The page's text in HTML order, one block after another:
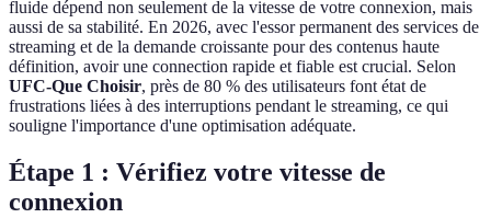
fluide dépend non seulement de la vitesse de votre connexion, mais
aussi de sa stabilité. En 2026, avec l'essor permanent des services de
streaming et de la demande croissante pour des contenus haute
définition, avoir une connection rapide et fiable est crucial. Selon
UFC-Que Choisir, près de 80 % des utilisateurs font état de
frustrations liées à des interruptions pendant le streaming, ce qui
souligne l'importance d'une optimisation adéquate.
Étape 1 : Vérifiez votre vitesse de
connexion